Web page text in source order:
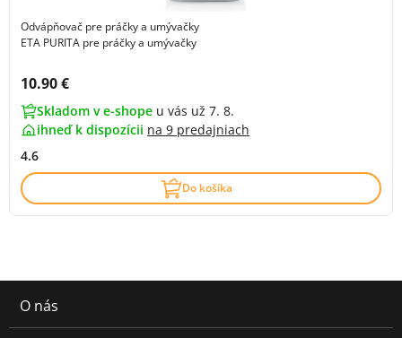
Odvápňovač pre práčky a umývačky
ETA PURITA pre práčky a umývačky
Cena s DPH:
10.90 €
Skladom v e-shope u vás už 7. 8.
ihneď k dispozícii na 9 predajniach
4.6
Do košíka
O nás